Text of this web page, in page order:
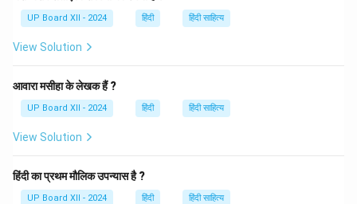
UP Board XII - 2024 हिंदी हिंदी साहित्य
View Solution
आवारा मसीहा के लेखक हैं ?
UP Board XII - 2024 हिंदी हिंदी साहित्य
View Solution
हिंदी का प्रथम मौलिक उपन्यास है ?
UP Board XII - 2024 हिंदी हिंदी साहित्य